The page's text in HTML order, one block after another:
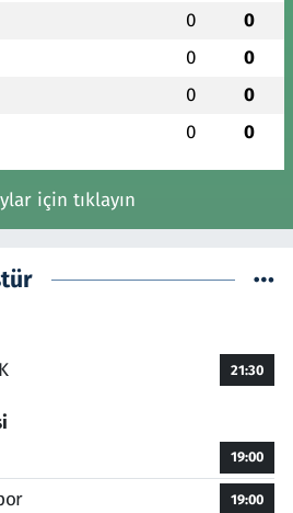
0 0
0 0
0 0
0 0
için tıklayın
21:30
19:00
19:00